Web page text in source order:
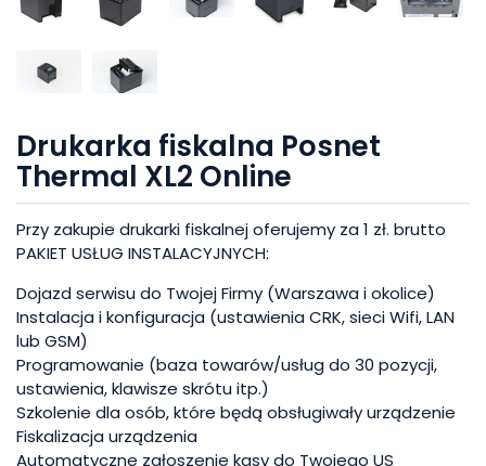
Drukarka fiskalna Posnet
Thermal XL2 Online
Przy zakupie drukarki fiskalnej oferujemy za 1 zł. brutto
PAKIET USŁUG INSTALACYJNYCH:
Dojazd serwisu do Twojej Firmy (Warszawa i okolice)
Instalacja i konfiguracja (ustawienia CRK, sieci Wifi, LAN
lub GSM)
Programowanie (baza towarów/usług do 30 pozycji,
ustawienia, klawisze skrótu itp.)
Szkolenie dla osób, które będą obsługiwały urządzenie
Fiskalizacja urządzenia
Automatyczne zgłoszenie kasy do Twojego US